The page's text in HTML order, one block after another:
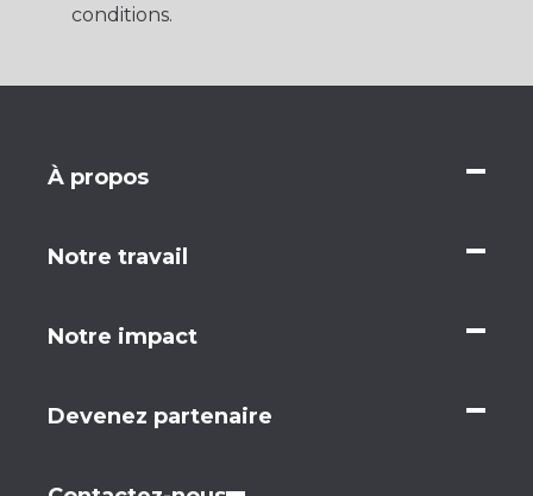
conditions.
À propos
Notre travail
Notre impact
Devenez partenaire